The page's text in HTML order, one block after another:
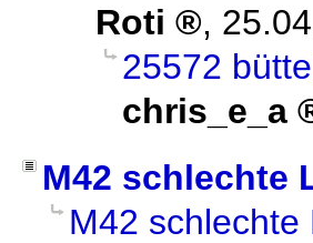
Roti
,
25572
chris_e_a
M42 schlechte
M42 schlechte